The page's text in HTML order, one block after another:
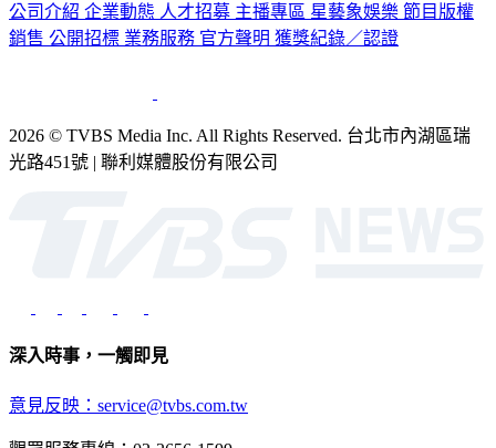
公司介紹 企業動態 人才招募 主播專區 星藝象娛樂 節目版權
銷售 公開招標 業務服務 官方聲明 獲獎紀錄／認證
2026 © TVBS Media Inc. All Rights Reserved. 台北市內湖區瑞
光路451號 | 聯利媒體股份有限公司
深入時事，一觸即見
意見反映：service@tvbs.com.tw